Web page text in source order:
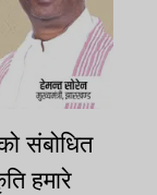
संबोधित
हमारे